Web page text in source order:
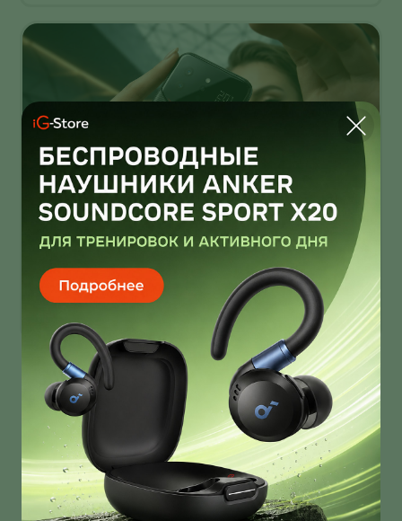
Infinix Note 60 Ultra от Pininfarina
умеет звонить через спутник
Infinix Note 60 Ultra получил дизайн от Pininfarina!
И это далеко не единственная фича новинки!
О нас
Ответы на вопросы
Персональные данные
Контакты
Оплата, доставка и возврат товара